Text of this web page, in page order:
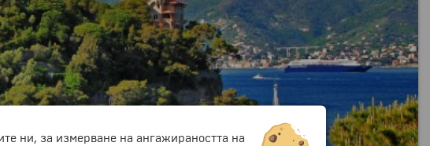
ни, за измерване на ангажираността на